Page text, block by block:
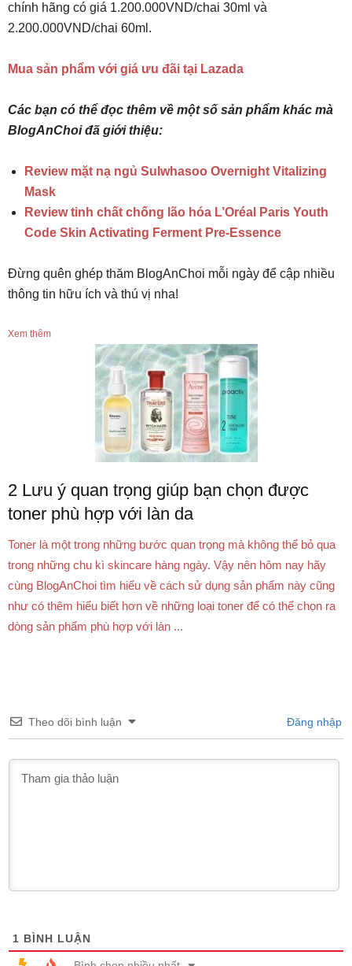
chính hãng có giá 1.200.000VND/chai 30ml và
2.200.000VND/chai 60ml.
Mua sản phẩm với giá ưu đãi tại Lazada
Các bạn có thể đọc thêm về một số sản phẩm khác mà
BlogAnChoi đã giới thiệu:
Review mặt nạ ngủ Sulwhasoo Overnight Vitalizing
Mask
Review tinh chất chống lão hóa L’Oréal Paris Youth
Code Skin Activating Ferment Pre-Essence
Đừng quên ghép thăm BlogAnChoi mỗi ngày để cập nhiều
thông tin hữu ích và thú vị nha!
Xem thêm
2 Lưu ý quan trọng giúp bạn chọn được
toner phù hợp với làn da
Toner là một trong những bước quan trọng mà không thể bỏ qua
trong những chu kì skincare hàng ngày. Vậy nên hôm nay hãy
cùng BlogAnChoi tìm hiểu về cách sử dụng sản phẩm này cũng
như có thêm hiểu biết hơn về những loại toner để có thể chọn ra
dòng sản phẩm phù hợp với làn ...
Theo dõi bình luận Đăng nhập
1 BÌNH LUẬN